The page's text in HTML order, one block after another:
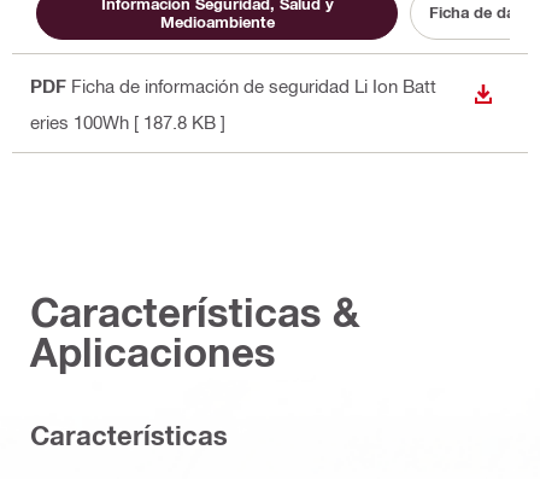
Medioambiente
Ficha de
PDF Ficha de información de seguridad Li Ion Batt
eries 100Wh [ 187.8 KB ]
Características &
Aplicaciones
Caracterí­sticas